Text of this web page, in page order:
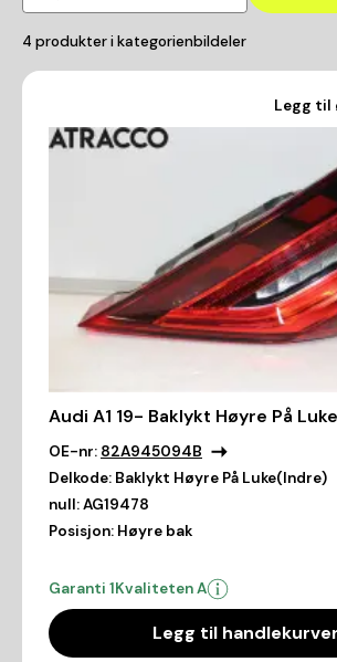
4 produkter i kategorienbildeler
Legg til
Audi A1 19- Baklykt Høyre På
OE-nr: 82A945094B
Delkode: Baklykt Høyre På Luke(Indre)
null:AG19478
Posisjon: Høyre bak
Garanti 1Kvaliteten A
Legg til